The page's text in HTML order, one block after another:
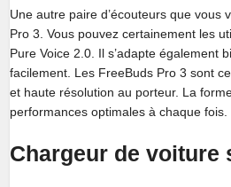
Une autre paire d’écouteurs que vous
Pro 3. Vous pouvez certainement les
Pure Voice 2.0. Il s’adapte également
facilement. Les FreeBuds Pro 3 sont
et haute résolution au porteur. La
performances optimales à chaque fois.
Chargeur de voiture